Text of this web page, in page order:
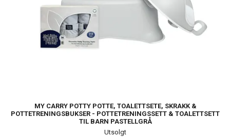
MY CARRY POTTY POTTE, TOALETTSETE, SKRAKK &
POTTETRENINGSBUKSER - POTTETRENINGSSETT & TOALETTSETT
TIL BARN PASTELLGRÅ
Utsolgt